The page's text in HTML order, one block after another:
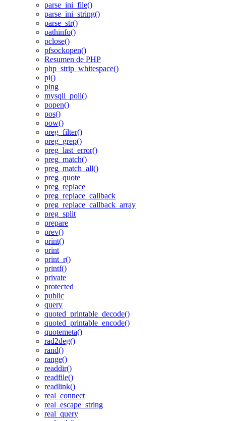
parse_ini_file()
parse_ini_string()
parse_str()
pathinfo()
pclose()
pfsockopen()
Resumen de PHP
php_strip_whitespace()
pi()
ping
mysqli_poll()
popen()
pos()
pow()
preg_filter()
preg_grep()
preg_last_error()
preg_match()
preg_match_all()
preg_quote
preg_replace
preg_replace_callback
preg_replace_callback_array
preg_split
prepare
prev()
print()
print
print_r()
printf()
private
protected
public
query
quoted_printable_decode()
quoted_printable_encode()
quotemeta()
rad2deg()
rand()
range()
readdir()
readfile()
readlink()
real_connect
real_escape_string
real_query